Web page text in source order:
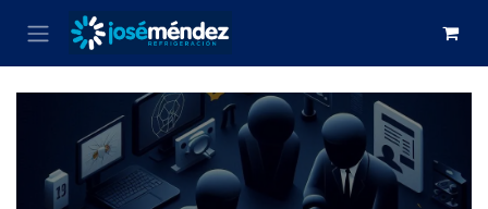
Skip to Content